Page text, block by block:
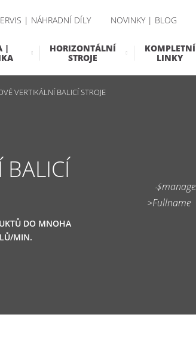
| NÁHRADNÍ DÍLY NOVINKY | BLOG
|
HORIZONTÁLNÍ
STROJE
KOMPLETNÍ
LINKY
VERTIKÁLNÍ BALICÍ STROJE
BALICÍ
DO MNOHA
MIN.